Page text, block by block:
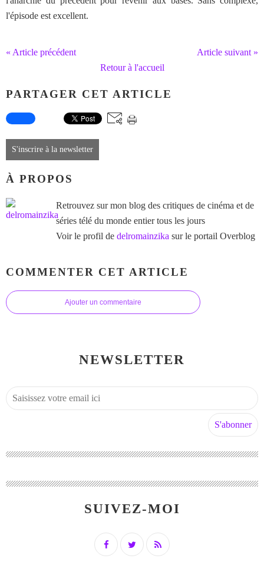
l'épisode est excellent.
« Article précédent
Article suivant »
Retour à l'accueil
PARTAGER CET ARTICLE
S'inscrire à la newsletter
À PROPOS
Retrouvez sur mon blog des critiques de cinéma et de
séries télé du monde entier tous les jours
Voir le profil de delromainzika sur le portail Overblog
COMMENTER CET ARTICLE
Ajouter un commentaire
NEWSLETTER
SUIVEZ-MOI